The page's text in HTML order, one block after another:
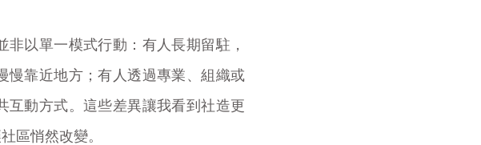
以單一模式行動：有人長期留駐，
慢靠近地方；有人透過專業、組織或
互動方式。這些差異讓我看到社造更
區悄然改變。